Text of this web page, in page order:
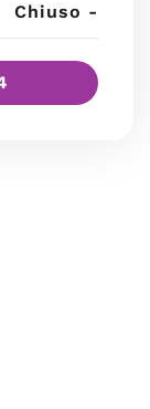
Chiuso -